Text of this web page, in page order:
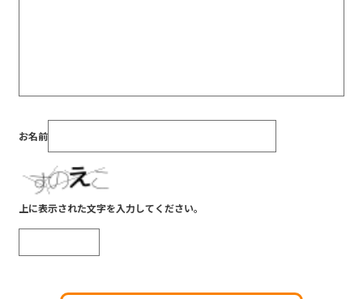
お名前
上に表示された文字を入力してください。